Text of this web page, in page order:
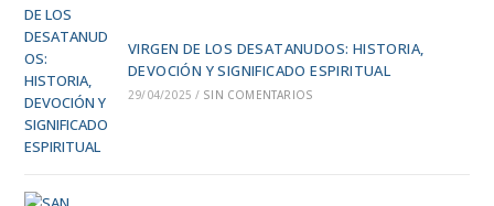
VIRGEN DE LOS DESATANUDOS: HISTORIA,
DEVOCIÓN Y SIGNIFICADO ESPIRITUAL
29/04/2025 / SIN COMENTARIOS